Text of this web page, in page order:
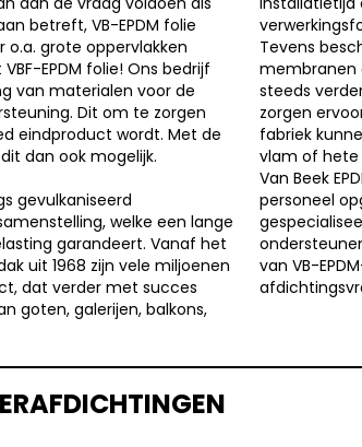
betreft, VB-EPDM folie
grote oppervlakken
EPDM folie! Ons bedrijf
van materialen voor de
Dit om te zorgen
eindproduct wordt. Met de
dan ook mogelijk.
gevulkaniseerd
welke een lange
garandeert. Vanaf het
uit 1968 zijn vele miljoenen
dat verder met succes
goten, galerijen, balkons,
Tevens
membranen
steeds
zorgen
fabriek
vlam of hete
Van Beek
personeel
van VB-